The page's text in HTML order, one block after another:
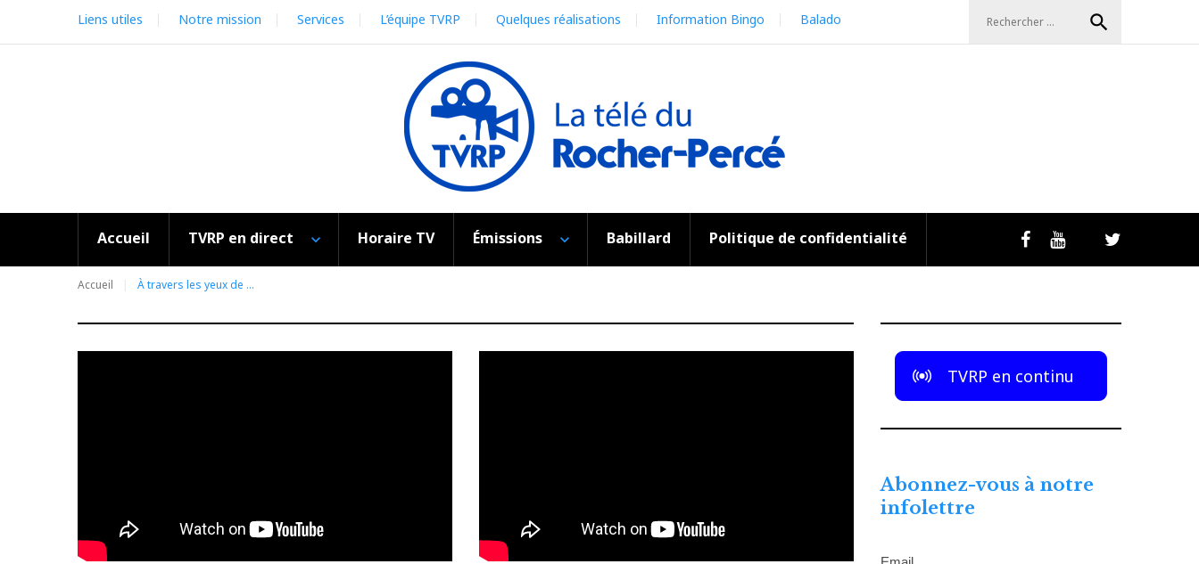
content
Liens utiles Notre mission Services L’équipe TVRP Quelques réalisations Information Bingo Balado search
Accueil TVRP en direct Horaire TV Émissions Babillard Politique de confidentialité FacebookYoutube Livestream
Twitter
Accueil À travers les yeux de …
yeux
TVRP en continu
Abonnez-vous à notre
infolettre